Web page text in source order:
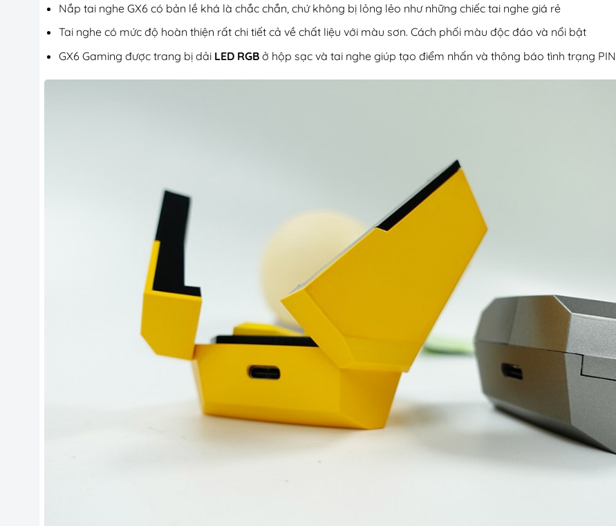
Nắp tai nghe GX6 có bản lề khá là chắc chắn, chứ không bị lỏng lẻo như những chiếc tai nghe giá rẻ
Tai nghe có mức độ hoàn thiện rất chi tiết cả về chất liệu với màu sơn. Cách phối màu độc đáo và nổi bật
GX6 Gaming được trang bị dải LED RGBở hộp sạc và tai nghe giúp tạo điểm nhấn và thông báo tình trạng PIN